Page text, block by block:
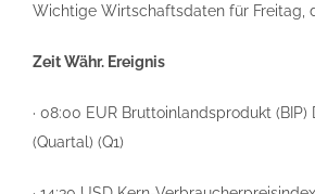
Wichtige Wirtschaftsdaten für Freitag,
Zeit Währ. Ereignis
· 08:00 EUR Bruttoinlandsprodukt (BIP)
(Quartal) (Q1)